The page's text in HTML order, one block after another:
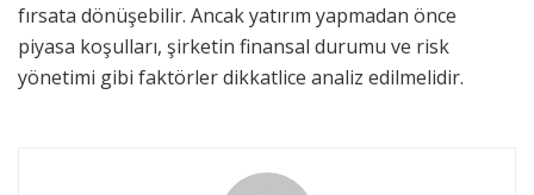
fırsata dönüşebilir. Ancak yatırım yapmadan önce
piyasa koşulları, şirketin finansal durumu ve risk
yönetimi gibi faktörler dikkatlice analiz edilmelidir.